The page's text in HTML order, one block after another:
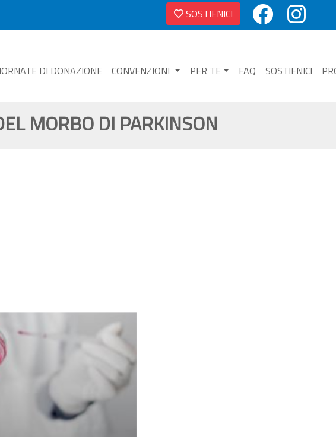
SOSTIENICI
DI DONAZIONE CONVENZIONI PER TE FAQ SOSTIENICI
MORBO DI PARKINSON